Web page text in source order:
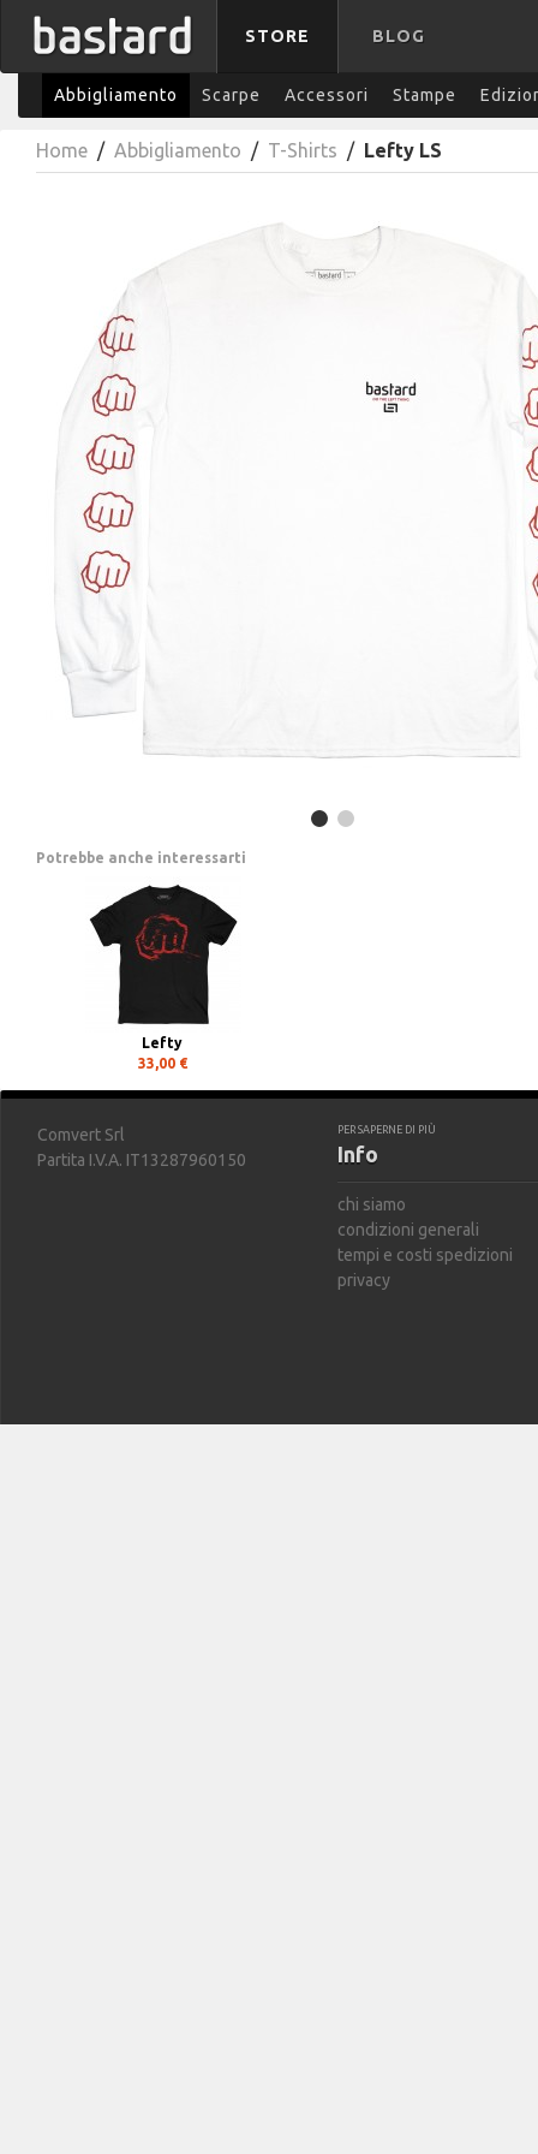
STORE BLOG
Abbigliamento Scarpe Accessori Stampe
Home / Abbigliamento / T-Shirts / Lefty LS
Potrebbe anche interessarti
Lefty
33,00 €
Comvert Srl
Partita I.V.A. IT13287960150
PER SAPERNE DI PIÙ
Info
chi siamo
condizioni generali
tempi e costi spedizioni
privacy